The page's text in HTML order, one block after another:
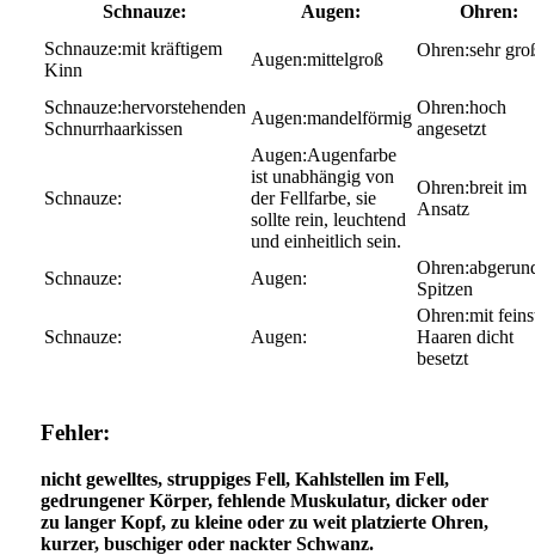
Schnauze:
Augen:
Ohren:
mit kräftigem
Kinn
mittelgroß sehr
hervorstehenden
Schnurrhaarkissen
mandelförmig
hoch
angesetzt
Augenfarbe
ist unabhängig von
der Fellfarbe, sie
sollte rein, leuchtend
und einheitlich sein.
breit im
Ansatz
Spitzen
mit
Haaren dicht
besetzt
Fehler:
nicht gewelltes, struppiges Fell, Kahlstellen im Fell,
gedrungener Körper, fehlende Muskulatur, dicker oder
zu langer Kopf, zu kleine oder zu weit platzierte Ohren,
kurzer, buschiger oder nackter Schwanz.